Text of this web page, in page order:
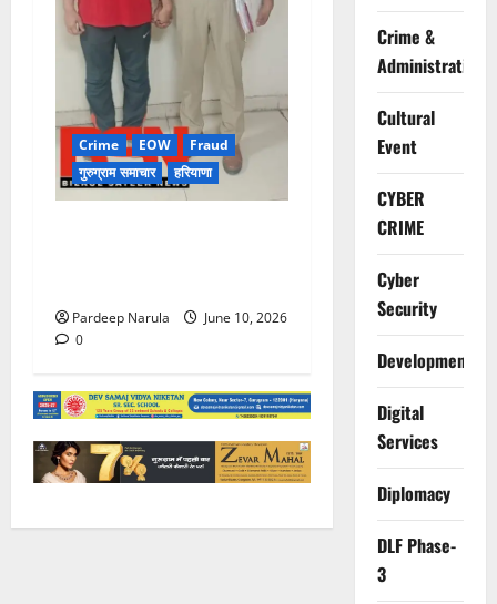
Crime EOW
Fraud
गुरुग्राम समाचार
हरियाणा
Pardeep Narula
June 10, 2026
0
Crime &
Administration
Cultural
Event
CYBER
CRIME
Cyber
Security
Development
Digital
Services
Diplomacy
DLF Phase-
3